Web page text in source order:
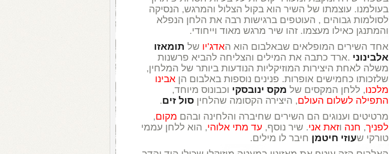
בעולמנו. עוצמתו של השיר הוא בקול הצלול והמרגש, הנסיקה
לסולמות גבוהים , העוטפים ברגישות רבה את הלחן הנפלא
והמתנגן כאילו מעצמו. זהו שיר מרגש מאוד וייחודי.
אחד השירים המופלאים שבאלבום הוא האדג'יו של תומאזו
אלבינוני .ארד כתבה את המילים והצליחה להביא פרשנות
משלה לאחת היצירות המוזיקליות הנודעות ביותר של המלחין,
שלזכותו כחמישים אופרות. פנינים נוספות באלבום הן אבינו
מלכנו, ללחן המקסים של מקס ינובסקי וכבונוס מיוחד,
התפילה לשלום העולם, היצירה הקסומה שהלחין סול זים.
מרטיטים וענוגים הם השירים שחיברה והלחינה ובהם מקום,
לפניך, חנה וזאת אני. שיר נוסף, עד מתי אלוהי, הוא ללחן עממי
טורקי שעוזי חיטמן חיבר לו מילים.